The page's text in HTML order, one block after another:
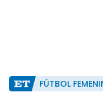
FÚTBOL